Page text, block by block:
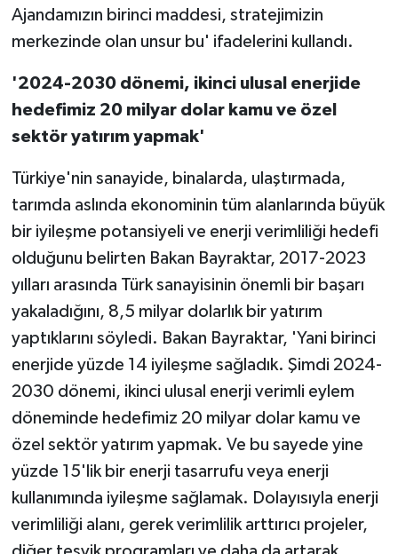
Ajandamızın birinci maddesi, stratejimizin
merkezinde olan unsur bu' ifadelerini kullandı.
'2024-2030 dönemi, ikinci ulusal enerjide
hedefimiz 20 milyar dolar kamu ve özel
sektör yatırım yapmak'
Türkiye'nin sanayide, binalarda, ulaştırmada,
tarımda aslında ekonominin tüm alanlarında büyük
bir iyileşme potansiyeli ve enerji verimliliği hedefi
olduğunu belirten Bakan Bayraktar, 2017-2023
yılları arasında Türk sanayisinin önemli bir başarı
yakaladığını, 8,5 milyar dolarlık bir yatırım
yaptıklarını söyledi. Bakan Bayraktar, 'Yani birinci
enerjide yüzde 14 iyileşme sağladık. Şimdi 2024-
2030 dönemi, ikinci ulusal enerji verimli eylem
döneminde hedefimiz 20 milyar dolar kamu ve
özel sektör yatırım yapmak. Ve bu sayede yine
yüzde 15'lik bir enerji tasarrufu veya enerji
kullanımında iyileşme sağlamak. Dolayısıyla enerji
verimliliği alanı, gerek verimlilik arttırıcı projeler,